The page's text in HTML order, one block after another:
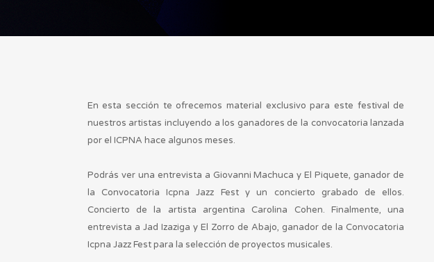
En esta sección te ofrecemos material exclusivo para este festival de
nuestros artistas incluyendo a los ganadores de la convocatoria lanzada
por el ICPNA hace algunos meses.
Podrás ver una entrevista a Giovanni Machuca y El Piquete, ganador de
la Convocatoria Icpna Jazz Fest y un concierto grabado de ellos.
Concierto de la artista argentina Carolina Cohen. Finalmente, una
entrevista a Jad Izaziga y El Zorro de Abajo, ganador de la Convocatoria
Icpna Jazz Fest para la selección de proyectos musicales.